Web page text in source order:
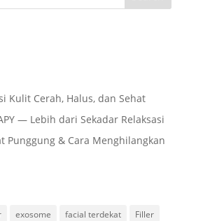
Kulit Cerah, Halus, dan Sehat
— Lebih dari Sekadar Relaksasi
Punggung & Cara Menghilangkan
exosome facial terdekat
Filler